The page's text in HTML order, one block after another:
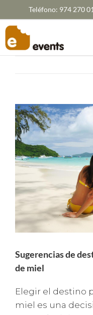
al
contenido
Teléfono: 974 270
Ver
imagen
más
grande
Sugerencias de
de miel
Elegir el destino
miel es una